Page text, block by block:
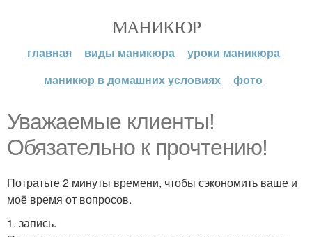
МАНИКЮР
главная виды маникюра
уроки маникюра
маникюр в домашних условиях
фото
Уважаемые клиенты!
Обязательно к прочтению!
Потратьте 2 минуты времени, чтобы сэкономить ваше и
моё время от вопросов.
1. запись.